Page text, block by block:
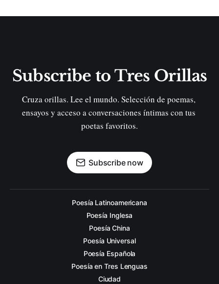
Subscribe to Tres Orillas
Cruza orillas. Lee el mundo. Selección de poemas,
ensayos y acceso a conversaciones íntimas con tus
poetas favoritos.
Subscribe now
Poesía Latinoamericana
Poesía Inglesa
Poesía China
Poesía Universal
Poesía Española
Poesía en Tres Lenguas
Ciudad